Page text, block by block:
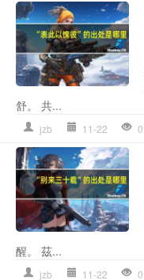
舒。 共...
jzb 11-22 0
醒。 茲...
jzb 11-22 0